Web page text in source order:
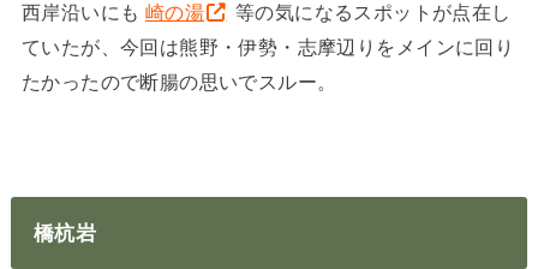
西岸沿いにも 崎の湯
等の気になるスポットが点在し
ていたが、今回は熊野・伊勢・志摩辺りをメインに回り
たかったので断腸の思いでスルー。
橋杭岩